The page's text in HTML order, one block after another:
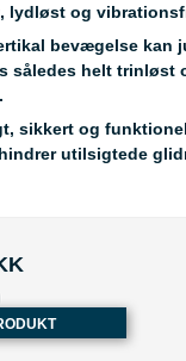
lydløst og
bevægelse kan
således helt trinløst
sikkert og
utilsigtede